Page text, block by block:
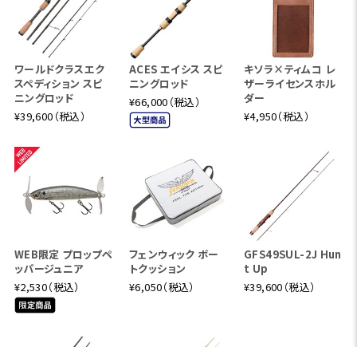
ワールドクラスエク
スペディション スピ
ニングロッド
¥39,600（税込）
ACES エイシス スピ
ニングロッド
¥66,000（税込）
キソラ×ティムコ レ
ザーライセンスホル
ダー
¥4,950（税込）
WEB限定 プロップペ
ッパージュニア
¥2,530（税込）
フェンウィック ボー
トクッション
¥6,050（税込）
GFS49SUL-2J Hun
t Up
¥39,600（税込）